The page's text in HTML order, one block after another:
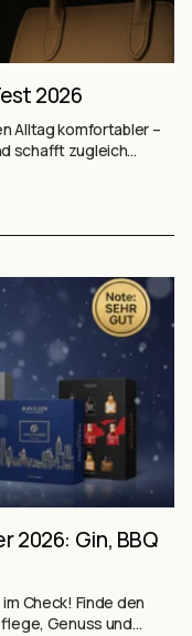
2026
Alltag komfortabler –
schafft zugleich
2026: Gin, BBQ
Check! Finde den
Genuss und